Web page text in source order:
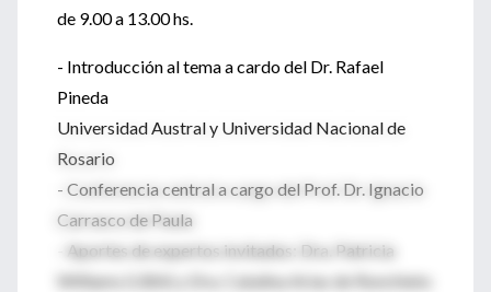
de 9.00 a 13.00 hs.
- Introducción al tema a cardo del Dr. Rafael
Pineda
Universidad Austral y Universidad Nacional de
Rosario
- Conferencia central a cargo del Prof. Dr. Ignacio
Carrasco de Paula
- Aportes de expertos invitados: Dra. Patricia
Williams (UBA) y Dra. Catalina Arias de Ronchieto